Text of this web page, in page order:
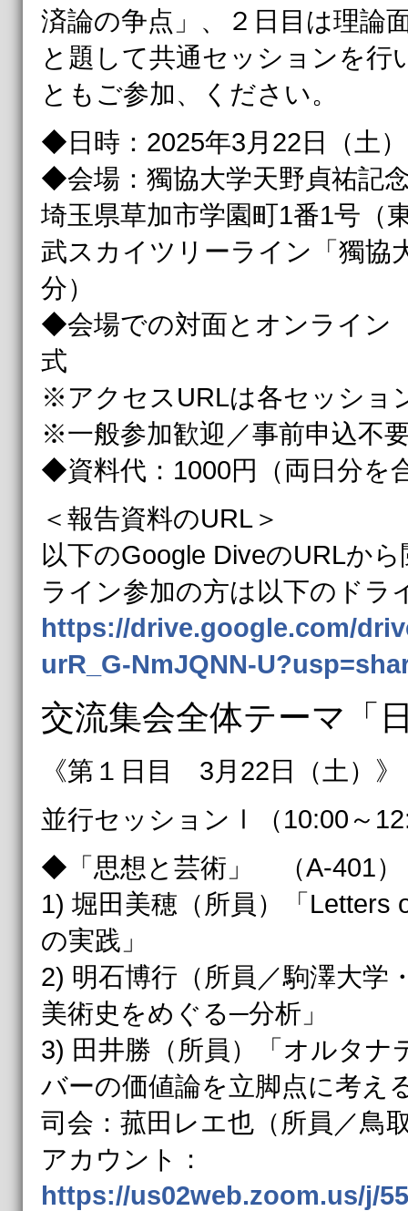
済論の争点」、２日目は理論
と題して共通セッションを行
ともご参加、ください。
◆日時：2025年3月22日（土
◆会場：獨協大学天野貞祐記
埼玉県草加市学園町1番1号（
武スカイツリーライン「獨協
分）
◆会場での対面とオンライン
式
※アクセスURLは各セッショ
※一般参加歓迎／事前申込不
◆資料代：1000円（両日分を
＜報告資料のURL＞
以下のGoogle DiveのURLか
ライン参加の方は以下のドラ
https://drive.google.com/
urR_G-NmJQNN-
交流集会全体テーマ「
《第１日目 3月22日（土）》
並行セッションⅠ（10:00～
◆「思想と芸術」 （A-401）
1) 堀田美穂（所員）「Letters
の実践」
2) 明石博行（所員／駒澤大学
美術史をめぐる─分析」
3) 田井勝（所員）「オルタ
バーの価値論を立脚点に考え
司会：菰田レエ也（所員／鳥
アカウント：
https://us02web.zoom.us/j/